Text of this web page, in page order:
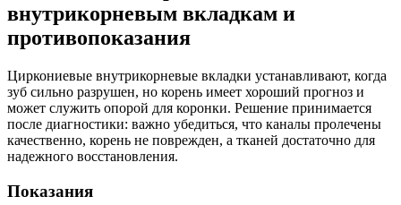
внутрикорневым вкладкам и
противопоказания
Циркониевые внутрикорневые вкладки устанавливают, когда
зуб сильно разрушен, но корень имеет хороший прогноз и
может служить опорой для коронки. Решение принимается
после диагностики: важно убедиться, что каналы пролечены
качественно, корень не поврежден, а тканей достаточно для
надежного восстановления.
Показания